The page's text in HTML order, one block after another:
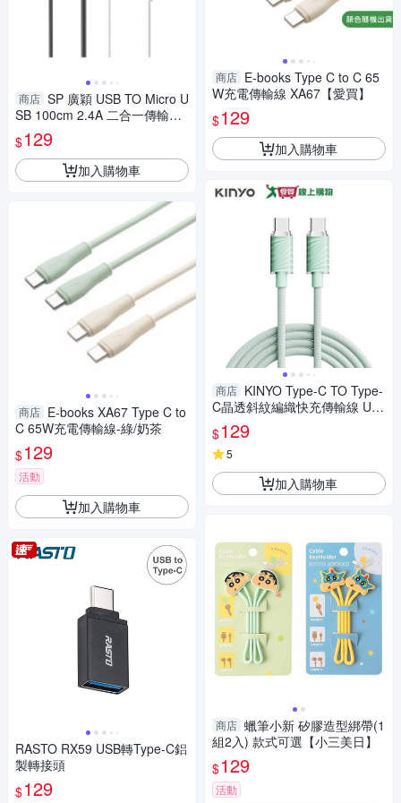
商店 SP 廣穎 USB TO Micro U
SB 100cm 2.4A 二合一傳輸充
電線 LK10AB
$129
加入購物車
商店 E-books XA67 Type C to
C 65W充電傳輸線-綠/奶茶
$129
活動
加入購物車
RASTO RX59 USB轉Type-C鋁
製轉接頭
$129
商店 E-books Type C to C 65
W充電傳輸線 XA67【愛買】
$129
加入購物車
商店 KINYO Type-C TO Type-
C晶透斜紋編織快充傳輸線 US
B-TYC20【愛買】
$129
5
加入購物車
商店 蠟筆小新 矽膠造型綁帶(1
組2入) 款式可選【小三美日】
$129
活動